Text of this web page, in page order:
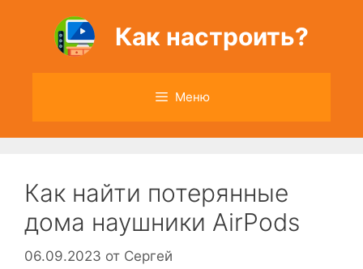
содержимому
Как настроить?
Меню
Как найти потерянные
дома наушники AirPods
06.09.2023 от Сергей